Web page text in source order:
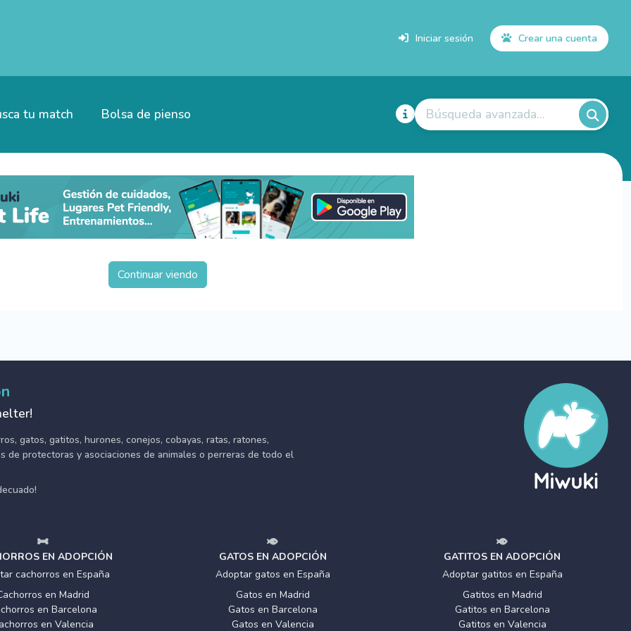
Iniciar sesión Crear una cuenta
tu match Bolsa de pienso Búsqueda avanzada...
Continuar viendo
gatos, gatitos, hurones, conejos, cobayas, ratas, ratones,
de protectoras y asociaciones de animales o perreras de todo el
EN ADOPCIÓN
cachorros en España
en Madrid
en Barcelona
en Valencia
GATOS EN ADOPCIÓN
Adoptar gatos en España
Gatos en Madrid
Gatos en Barcelona
Gatos en Valencia
GATITOS EN ADOPCIÓN
Adoptar gatitos en España
Gatitos en Madrid
Gatitos en Barcelona
Gatitos en Valencia